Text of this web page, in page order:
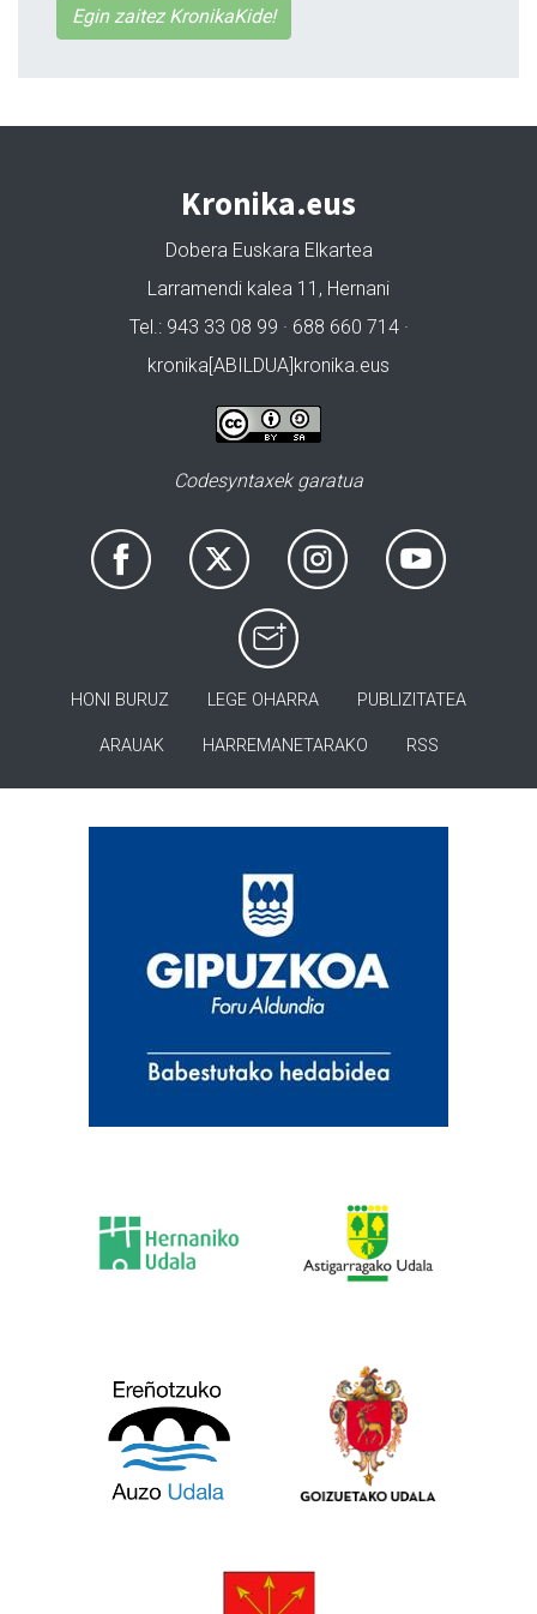
Egin zaitez KronikaKide!
Kronika.eus
Dobera Euskara Elkartea
Larramendi kalea 11, Hernani
Tel.: 943 33 08 99 · 688 660 714 ·
kronika[ABILDUA]kronika.eus
Codesyntaxek garatua
HONI BURUZ LEGE OHARRA PUBLIZITATEA
ARAUAK HARREMANETARAKO RSS